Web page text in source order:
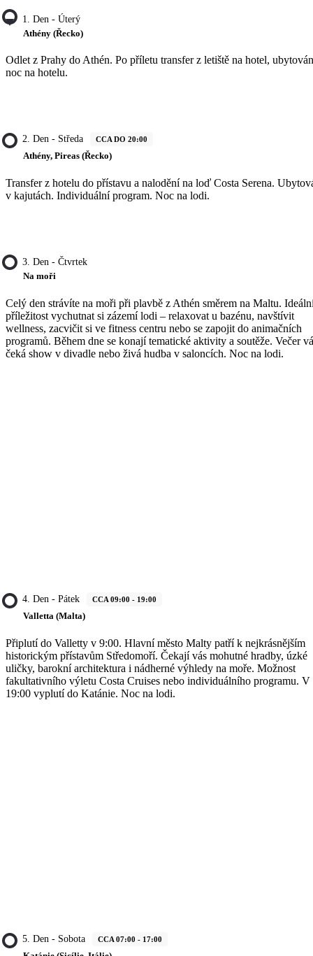
1. Den - Úterý
Athény (Řecko)
Odlet z Prahy do Athén. Po příletu transfer z letiště na hotel,
noc na hotelu.
2. Den - Středa CCA DO 20:00
Athény, Pireas (Řecko)
Transfer z hotelu do přístavu a nalodění na loď Costa Serena.
v kajutách. Individuální program. Noc na lodi.
3. Den - Čtvrtek
Na moři
Celý den strávíte na moři při plavbě z Athén směrem na Maltu.
příležitost vychutnat si zázemí lodi – relaxovat u bazénu, navštívit
wellness, zacvičit si ve fitness centru nebo se zapojit do animačních
programů. Během dne se konají tematické aktivity a soutěže. Večer
čeká show v divadle nebo živá hudba v saloncích. Noc na lodi.
4. Den - Pátek CCA 09:00 - 19:00
Valletta (Malta)
Připlutí do Valletty v 9:00. Hlavní město Malty patří k nejkrásnějším
historickým přístavům Středomoří. Čekají vás mohutné hradby, úzké
uličky, barokní architektura i nádherné výhledy na moře. Možnost
fakultativního výletu Costa Cruises nebo individuálního programu. V
19:00 vyplutí do Katánie. Noc na lodi.
5. Den - Sobota CCA 07:00 - 17:00